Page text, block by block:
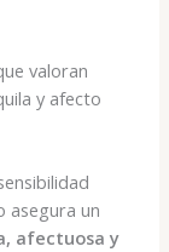
valoran
y afecto
asegura un
afectuosa y